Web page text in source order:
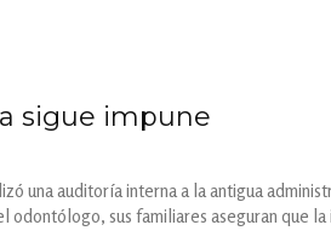
sigue impune
una auditoría interna a la antigua
sus familiares aseguran que la